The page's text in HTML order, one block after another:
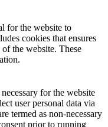
for the website to
cookies that ensures
the website. These
for the website
user personal data via
termed as non-necessary
prior to running